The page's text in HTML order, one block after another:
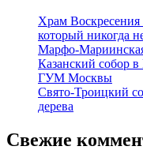
Храм
который никогда
Марфо-
Казанский собор
ГУМ Москвы
Свято-Троицкий
дерева
Свежие